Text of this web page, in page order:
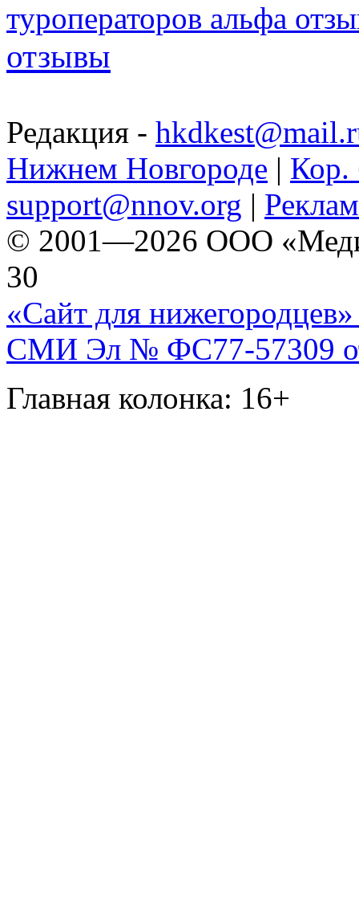
туроператоров альфа
отзывы
Редакция -
Нижнем Новгороде | Кор.
support@nnov.org |
© 2001—2026 ООО
30
«Сайт для нижегородцев»
СМИ Эл № ФС77-57309
Главная колонка: 16+